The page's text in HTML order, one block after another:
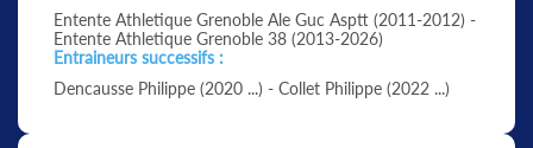
Entente Athletique Grenoble Ale Guc Asptt (2011-2012) -
Entente Athletique Grenoble 38 (2013-2026)
Entraineurs successifs :
Dencausse Philippe (2020 ...) - Collet Philippe (2022 ...)